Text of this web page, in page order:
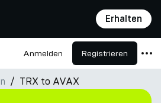
Erhalten
Anmelden Registrieren
TRX to AVAX